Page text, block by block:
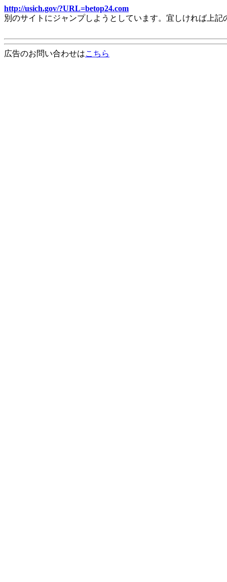
http://usich.gov/?URL=betop24.com
別のサイトにジャンプしようとしています。宜しければ上
広告のお問い合わせはこちら